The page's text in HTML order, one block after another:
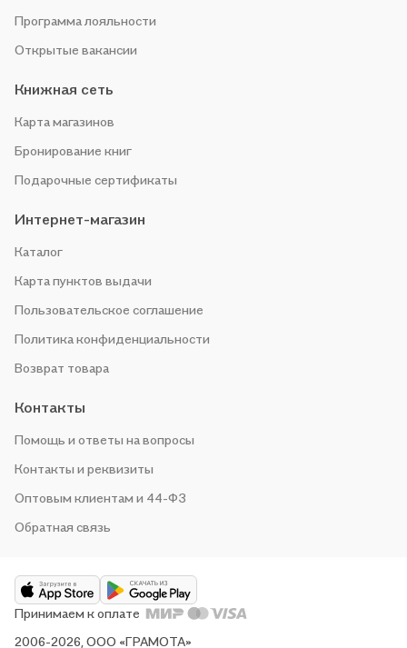
Программа лояльности
Открытые вакансии
Книжная сеть
Карта магазинов
Бронирование книг
Подарочные сертификаты
Интернет-магазин
Каталог
Карта пунктов выдачи
Пользовательское соглашение
Политика конфиденциальности
Возврат товара
Контакты
Помощь и ответы на вопросы
Контакты и реквизиты
Оптовым клиентам и 44-ФЗ
Обратная связь
2006-2026, ООО «ГРАМОТА»
Принимаем к оплате